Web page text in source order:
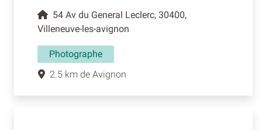
54 Av du General Leclerc, 30400,
Villeneuve-les-avignon
Photographe
2.5 km de Avignon